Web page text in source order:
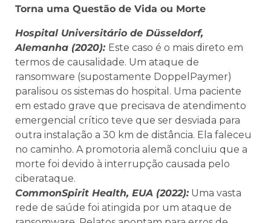
Torna uma Questão de Vida ou Morte
Hospital Universitário de Düsseldorf,
Alemanha (2020): Este caso é o mais direto em
termos de causalidade. Um ataque de
ransomware (supostamente DoppelPaymer)
paralisou os sistemas do hospital. Uma paciente
em estado grave que precisava de atendimento
emergencial crítico teve que ser desviada para
outra instalação a 30 km de distância. Ela faleceu
no caminho. A promotoria alemã concluiu que a
morte foi devido à interrupção causada pelo
ciberataque.
CommonSpirit Health, EUA (2022):Uma vasta
rede de saúde foi atingida por um ataque de